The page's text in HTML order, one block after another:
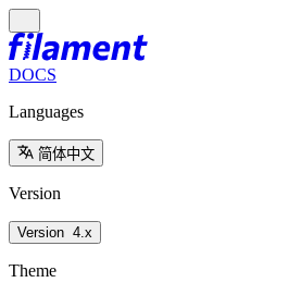
DOCS
Languages
简体中文
Version
Version 4.x
Theme